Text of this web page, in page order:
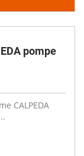
pompe
CALPEDA